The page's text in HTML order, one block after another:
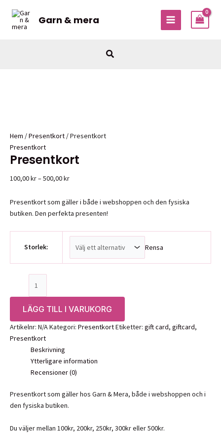
innehåll
Garn & mera
MAIN
Sök
Hem /Presentkort / Presentkort
Presentkort
Presentkort
100,00kr–500,00krPrisintervall:
till
500,00 kr
Presentkort som gäller i både i webshoppen och den fysiska
butiken. Den perfekta presenten!
Storlek: Rensa
LÄGG TILL I VARUKORG
Artikelnr: N/AKategori: PresentkortEtiketter: gift card, giftcard,
Presentkort
Beskrivning
Ytterligare information
Recensioner (0)
Presentkort som gäller hos Garn & Mera, både i webshoppen och i
den fysiska butiken.
Du väljer mellan 100kr, 200kr, 250kr, 300kr eller 500kr.